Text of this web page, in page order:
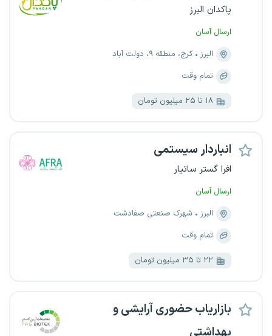
پاکدان البرز
ارسال آسان
البرز
کرج، منطقه ۹، دولت آباد
تمام وقت
۱۸ تا ۲۵ میلیون تومان
انباردار سیستمی
افرا گستر ساتیار
ارسال آسان
البرز
شهرک صنعتی صفادشت
تمام وقت
۲۲ تا ۳۵ میلیون تومان
بازاریاب حضوری آرایشی و